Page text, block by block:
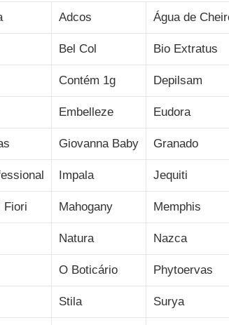
Adcos Água de
Bel Col Bio Extratus
Contém 1g Depilsam
Embelleze Eudora
Giovanna Baby Granado
Impala Jequiti
Fiori Mahogany Memphis
Natura Nazca
O Boticário Phytoervas
Stila Surya